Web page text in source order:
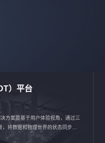
）平台
方案是基于用户体验视角，通过三
，将数据和物理世界的状态同步呈
据有更直观的感受，推动各行业完